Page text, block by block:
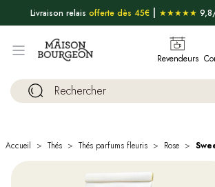
Livraison relais offerte dès 45€| ★★★★★
Revendeurs
Accueil Thés Thés parfums fleuris Rose